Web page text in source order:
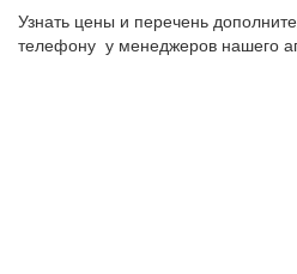
Узнать цены и перечень
телефону у менеджеров нашего